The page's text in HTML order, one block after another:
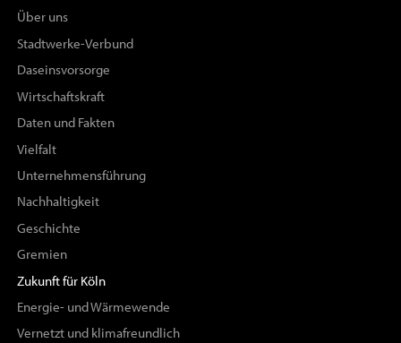
Über uns
Stadtwerke-Verbund
Daseinsvorsorge
Wirtschaftskraft
Daten und Fakten
Vielfalt
Unternehmensführung
Nachhaltigkeit
Geschichte
Gremien
Zukunft für Köln
Energie- und Wärmewende
Vernetzt und klimafreundlich